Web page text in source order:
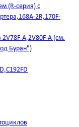
(R-серия) с
2R,170F-
A,2V80F-A (см.
Буран")